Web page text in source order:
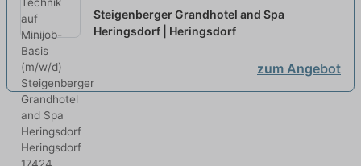
(m/w/d) neu
Steigenberger Grandhotel and Spa
Heringsdorf | Heringsdorf
zum Angebot